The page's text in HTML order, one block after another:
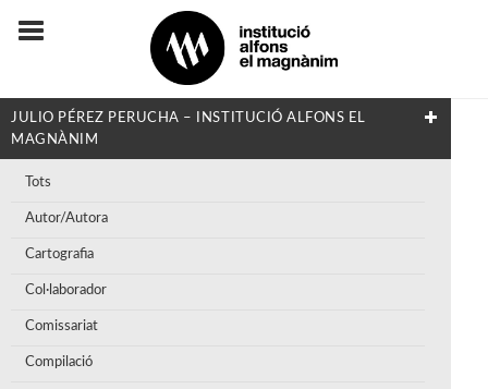
JULIO PÉREZ PERUCHA – INSTITUCIÓ ALFONS EL
MAGNÀNIM
Tots
Autor/Autora
Cartografia
Col·laborador
Comissariat
Compilació